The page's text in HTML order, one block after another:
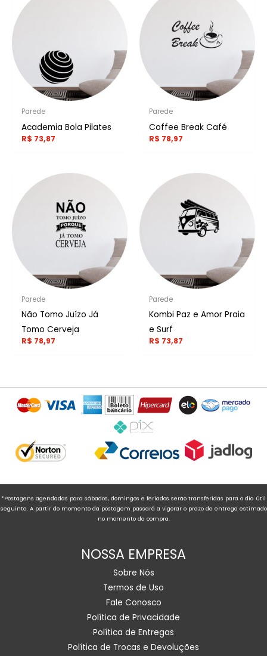
Parede
Academia Bola Pilates
R$ 73,87
Parede
Coffee Break Café
R$ 78,97
Parede
Não Tomo Juízo Já
Tomo Cerveja
R$ 78,97
Parede
Kombi Paz e Amor Praia
e Surf
R$ 73,87
*Postagens agendadas para sábados, domingos e feriados serão transferidas para o dia útil
seguinte. A partir do momento da postagem passará a vigorar o prazo de entrega estimado
no momento da compra.
NOSSA EMPRESA
Sobre Nós
Termos de Uso
Fale Conosco
Política de Privacidade
Política de Entregas
Política de Trocas e Devoluções